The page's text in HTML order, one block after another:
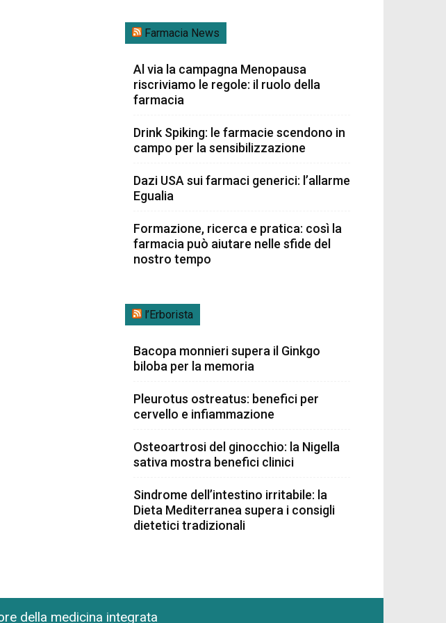
Farmacia News
Al via la campagna Menopausa
riscriviamo le regole: il ruolo della
farmacia
Drink Spiking: le farmacie scendono in
campo per la sensibilizzazione
Dazi USA sui farmaci generici: l’allarme
Egualia
Formazione, ricerca e pratica: così la
farmacia può aiutare nelle sfide del
nostro tempo
l’Erborista
Bacopa monnieri supera il Ginkgo
biloba per la memoria
Pleurotus ostreatus: benefici per
cervello e infiammazione
Osteoartrosi del ginocchio: la Nigella
sativa mostra benefici clinici
Sindrome dell’intestino irritabile: la
Dieta Mediterranea supera i consigli
dietetici tradizionali
della medicina integrata